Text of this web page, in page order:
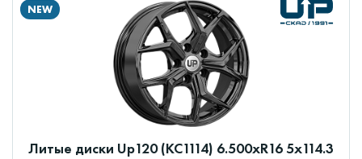
NEW
Литые диски Up120 (КС1114) 6.500xR16 5x114.3